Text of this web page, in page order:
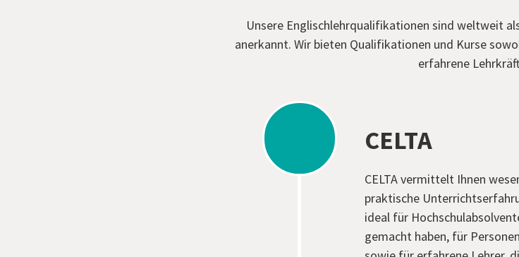
Unsere Englischlehrqualifikationen sind weltweit
anerkannt. Wir bieten Qualifikationen und Kurse
erfahrene
CELTA
CELTA vermittelt Ihnen
praktische
ideal für
gemacht haben, für